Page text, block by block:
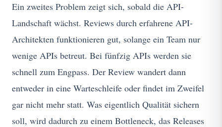
Ein zweites Problem zeigt sich, sobald die API-
Landschaft wächst. Reviews durch erfahrene API-
Architekten funktionieren gut, solange ein Team nur
wenige APIs betreut. Bei fünfzig APIs werden sie
schnell zum Engpass. Der Review wandert dann
entweder in eine Warteschleife oder findet im Zweifel
gar nicht mehr statt. Was eigentlich Qualität sichern
soll, wird dadurch zu einem Bottleneck, das Releases